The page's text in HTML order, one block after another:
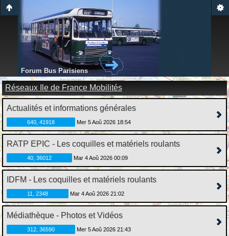
Forum Bus Parisiens
Réseaux Ile de France Mobilités
Actualités et informations générales
640, 41918 Mer 5 Aoû 2026 18:54
RATP EPIC - Les coquilles et matériels roulants
40, 36012 Mar 4 Aoû 2026 00:09
IDFM - Les coquilles et matériels roulants
11, 2348 Mar 4 Aoû 2026 21:02
Médiathèque - Photos et Vidéos
312, 36590 Mer 5 Aoû 2026 21:43